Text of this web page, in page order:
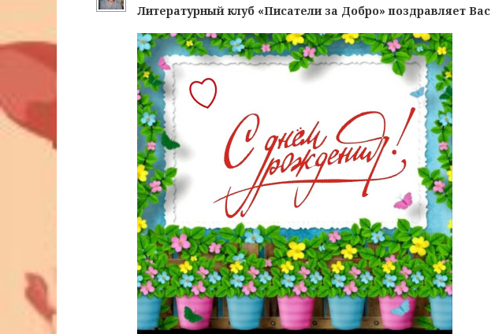
Литературный клуб «Писатели за Добро» поздравляет Вас